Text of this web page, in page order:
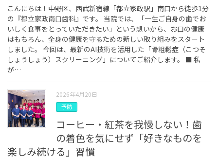
こんにちは！中野区、西武新宿線「都立家政駅」南口から徒歩1分
の『都立家政南口歯科』です。 当院では、「一生ご自身の歯でお
いしく食事をとっていただきたい」という想いから、お口の健康
はもちろん、全身の健康を守るための新しい取り組みをスタート
しました。 今回は、最新のAI技術を活用した「骨粗鬆症（こつそ
しょうしょう）スクリーニング」についてご紹介します。 ■ 私
が…
2026年4月20日
予防
コーヒー・紅茶を我慢しない！歯
の着色を気にせず「好きなものを
楽しみ続ける」習慣